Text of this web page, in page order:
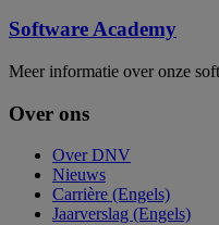
Software Academy
Meer informatie over onze
Over ons
Over DNV
Nieuws
Carrière (Engels)
Jaarverslag (Engels)